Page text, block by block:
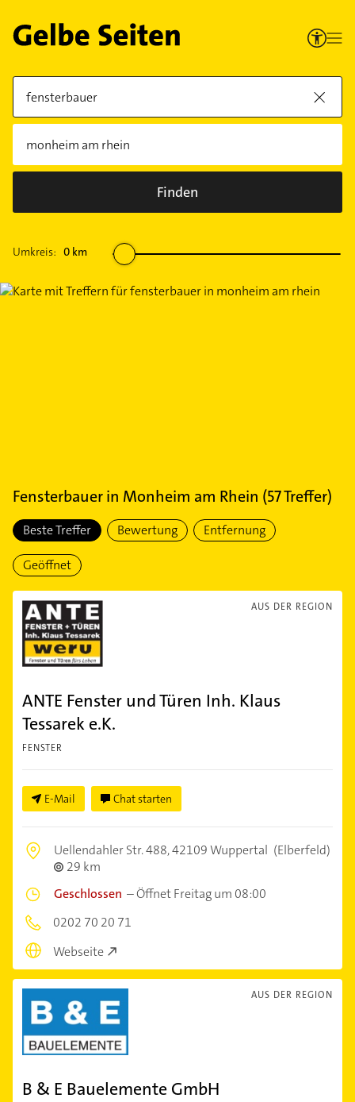
Finden
Umkreis: 0 km
Fensterbauerin Monheim am Rhein (57Treffer)
Beste Treffer Bewertung Entfernung
Geöffnet
AUS DER REGION
ANTE Fenster und Türen Inh. Klaus
Tessarek e.K.
FENSTER
E-Mail Chat starten
Uellendahler Str. 488,42109 Wuppertal (Elberfeld)
29 km
Geschlossen –Öffnet Freitag um 08:00
0202 70 20 71
Webseite
AUS DER REGION
B & E Bauelemente GmbH